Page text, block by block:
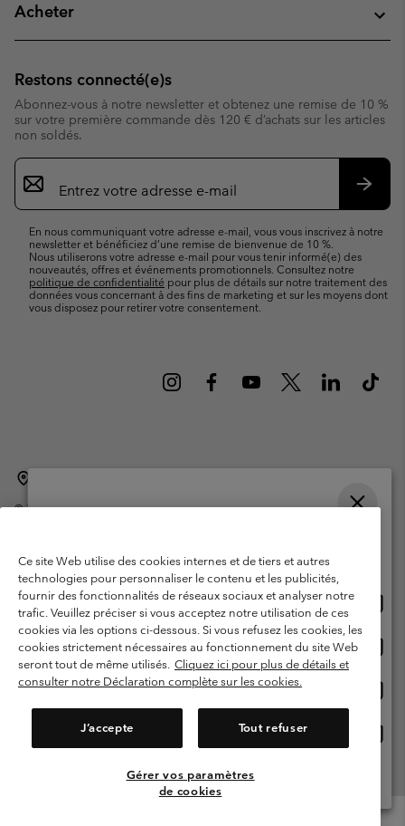
Acheter
Restons connecté(e)s
Abonnez-vous à notre newsletter et obtenez une remise de 10 %
sur votre première commande dès 120 € d’achats sur les articles
non soldés.
Inscription
par
e-
En nous communiquant votre adresse e-mail, vous vous inscrivez à notre
newsletter et bénéficiez d’une remise de bienvenue de 10 %.
Nous utiliserons votre adresse e-mail pour vous tenir informé(e) des
nouveautés, offres et événements promotionnels. Consultez notre
politique de confidentialité pour plus de détails sur notre traitement des
données vous concernant à des fins de marketing et sur les moyens dont
vous disposez pour retirer votre consentement.
©2026Columbia Sportswear International Sarl. Avenue des Morgines, 12
Garanties Légales
Politique de confidentialité
Conditions d'utilisation - Membres
Conditions D'utilisation - Contenu généré par l'utilisateur
Impressum
Cookies
Ce site Web utilise des cookies internes et de tiers et autres
technologies pour personnaliser le contenu et les publicités,
fournir des fonctionnalités de réseaux sociaux et analyser notre
trafic. Veuillez préciser si vous acceptez notre utilisation de ces
cookies via les options ci-dessous. Si vous refusez les cookies, les
cookies strictement nécessaires au fonctionnement du site Web
seront tout de même utilisés. Cliquez ici pour plus de détails et
consulter notre Déclaration complète sur les cookies.
J’accepte Tout refuser
Gérer vos paramètres
de cookies
Achats en ligne disponibles
United States
ligne
Belgium-English
ligne
Belgium-Français
ligne
Belgium-Dutch
Voir Tous Les Pays